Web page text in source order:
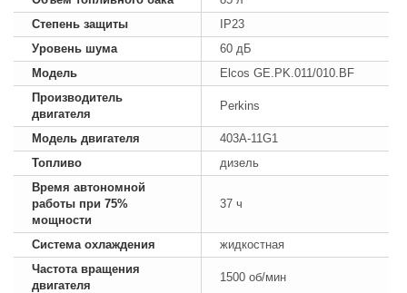
Степень защиты
IP23
Уровень шума
60 дБ
Модель
Elcos GE.PK.011/010.BF
Производитель
двигателя
Perkins
Модель двигателя
403A-11G1
Топливо
дизель
Время автономной
работы при 75%
мощности
37 ч
Система охлаждения
жидкостная
Частота вращения
двигателя
1500 об/мин